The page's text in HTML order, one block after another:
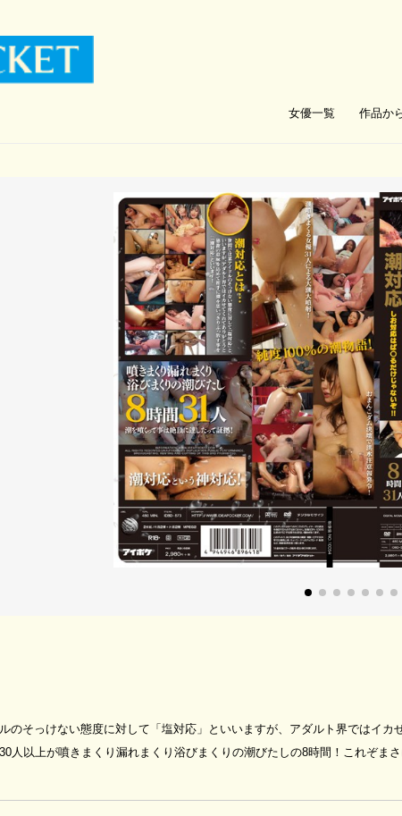
女優一覧 作品か
のそっけない態度に対して「塩対応」といいますが、アダルト界ではイ
人以上が噴きまくり漏れまくり浴びまくりの潮びたしの8時間！これぞま